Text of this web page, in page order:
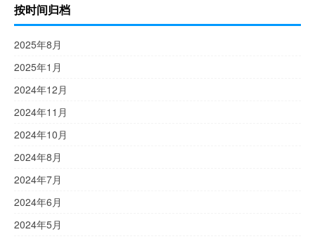
按时间归档
2025年8月
2025年1月
2024年12月
2024年11月
2024年10月
2024年8月
2024年7月
2024年6月
2024年5月